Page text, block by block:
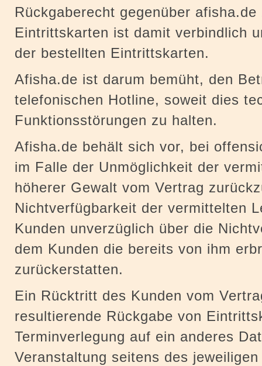
Rückgaberecht gegenüber
Eintrittskarten ist damit verbindlich
der bestellten Eintrittskarten.
Afisha.de ist darum bemüht, den
telefonischen Hotline, soweit dies
Funktionsstörungen zu halten.
Afisha.de behält sich vor, bei
im Falle der Unmöglichkeit der
höherer Gewalt vom Vertrag
Nichtverfügbarkeit der vermittelten
Kunden unverzüglich über die
dem Kunden die bereits von ihm
zurückerstatten.
Ein Rücktritt des Kunden vom
resultierende Rückgabe von
Terminverlegung auf ein anderes
Veranstaltung seitens des